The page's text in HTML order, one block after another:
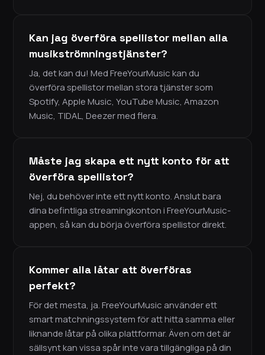
Kan jag överföra spellistor mellan alla
musikströmningstjänster?
Ja, det kan du! Med FreeYourMusic kan du
överföra spellistor mellan stora tjänster som
Spotify, Apple Music, YouTube Music, Amazon
Music, TIDAL, Deezer med flera.
Måste jag skapa ett nytt konto för att
överföra spellistor?
Nej, du behöver inte ett nytt konto. Anslut bara
dina befintliga streamingkonton i FreeYourMusic-
appen, så kan du börja överföra spellistor direkt.
Kommer alla låtar att överföras
perfekt?
För det mesta, ja. FreeYourMusic använder ett
smart matchningssystem för att hitta samma eller
liknande låtar på olika plattformar. Även om det är
sällsynt kan vissa spår inte vara tillgängliga på din